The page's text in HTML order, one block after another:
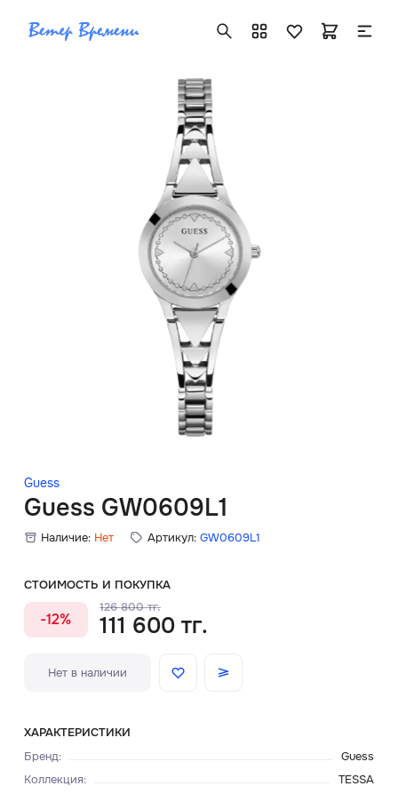
Guess
Guess GW0609L1
Наличие: Нет Артикул: GW0609L1
СТОИМОСТЬ И ПОКУПКА
-12%
126 800 тг.
111 600 тг.
Нет в наличии
ХАРАКТЕРИСТИКИ
Бренд:
Guess
Коллекция:
TESSA
Авторизация
Каталог
Мужские часы
Женские часы
Скидки
Главная
О нас
Доставка и оплата